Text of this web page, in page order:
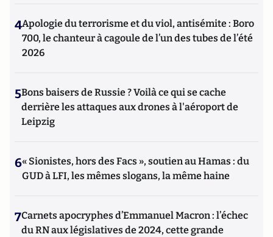
4Apologie du terrorisme et du viol, antisémite : Boro
700, le chanteur à cagoule de l’un des tubes de l’été
2026
5Bons baisers de Russie ? Voilà ce qui se cache
derrière les attaques aux drones à l'aéroport de
Leipzig
6« Sionistes, hors des Facs », soutien au Hamas : du
GUD à LFI, les mêmes slogans, la même haine
7Carnets apocryphes d’Emmanuel Macron : l’échec
du RN aux législatives de 2024, cette grande